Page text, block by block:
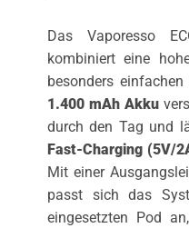
Das Vaporesso
kombiniert eine
besonders
1.400 mAh Akku
durch den Tag und
Fast-Charging (5V/
Mit einer
passt sich das
eingesetzten Pod